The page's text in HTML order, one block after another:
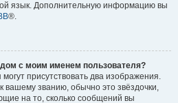
язык. Дополнительную информацию вы
®.
с моим именем пользователя?
присутствовать два изображения.
вашему званию, обычно это звёздочки,
на то, сколько сообщений вы